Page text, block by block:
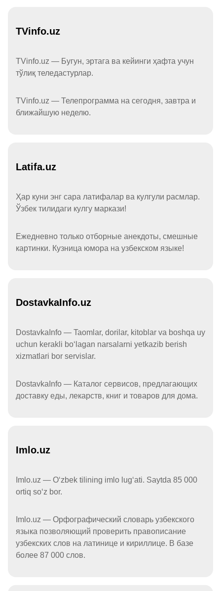
TVinfo.uz
TVinfo.uz — Бугун, эртага ва кейинги ҳафта учун
тўлиқ теледастурлар.
TVinfo.uz — Телепрограмма на сегодня, завтра и
ближайшую неделю.
Latifa.uz
Ҳар куни энг сара латифалар ва кулгули расмлар.
Ўзбек тилидаги кулгу маркази!
Ежедневно только отборные анекдоты, смешные
картинки. Кузница юмора на узбекском языке!
DostavkaInfo.uz
DostavkaInfo — Taomlar, dorilar, kitoblar va boshqa uy
uchun kerakli boʻlagan narsalarni yetkazib berish
xizmatlari bor servislar.
DostavkaInfo — Каталог сервисов, предлагающих
доставку еды, лекарств, книг и товаров для дома.
Imlo.uz
Imlo.uz — Oʻzbek tilining imlo lugʻati. Saytda 85 000
ortiq soʻz bor.
Imlo.uz — Орфографический словарь узбекского
языка позволяющий проверить правописание
узбекских слов на латинице и кириллице. В базе
более 87 000 слов.